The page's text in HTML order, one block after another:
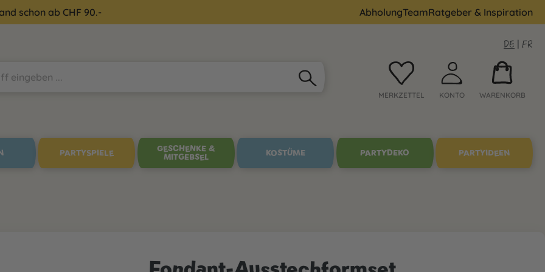
schon ab CHF 90.- AbholungTeamRatgeber & Inspiration
DE | FR
MERKZETTEL KONTO WARENKORB
PARTYSPIELE
GESCHENKE &
MITGEBSEL
KOSTÜME PARTYDEKO PARTYIDEEN